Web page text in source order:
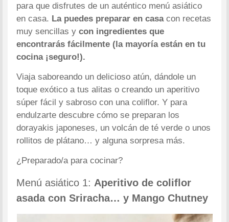
para que disfrutes de un auténtico menú asiático
en casa. La puedes preparar en casacon recetas
muy sencillas ycon ingredientes que
encontrarás fácilmente (la mayoría están en tu
cocina ¡seguro!).
Viaja saboreando un delicioso atún, dándole un
toque exótico a tus alitas o creando un aperitivo
súper fácil y sabroso con una coliflor. Y para
endulzarte descubre cómo se preparan los
dorayakis japoneses, un volcán de té verde o unos
rollitos de plátano… y alguna sorpresa más.
¿Preparado/a para cocinar?
Menú asiático 1: Aperitivo de coliflor
asada con Sriracha… y Mango Chutney